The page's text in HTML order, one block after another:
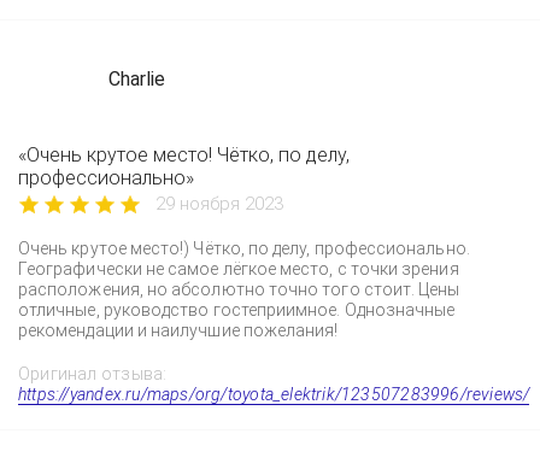
Charlie
«Очень крутое место! Чётко, по делу,
профессионально»
29 ноября 2023
Очень крутое место!) Чётко, по делу, профессионально.
Географически не самое лёгкое место, с точки зрения
расположения, но абсолютно точно того стоит. Цены
отличные, руководство гостеприимное. Однозначные
рекомендации и наилучшие пожелания!
Оригинал отзыва:
https://yandex.ru/maps/org/toyota_elektrik/123507283996/reviews/